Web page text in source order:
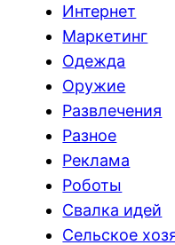
Интернет
Маркетинг
Одежда
Оружие
Развлечения
Разное
Реклама
Роботы
Свалка идей
Сельское